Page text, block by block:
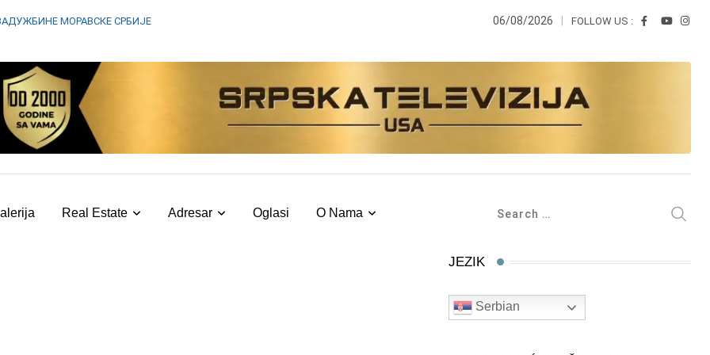
МОРАВСКЕ СРБИЈЕ 06/08/2026 FOLLOW US :
Real Estate Adresar Oglasi O Nama
JEZIK
Serbian